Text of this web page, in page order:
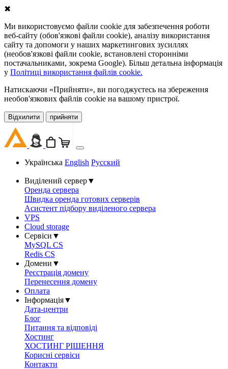
✖
Ми використовуємо файли cookie для забезпечення роботи
веб-сайту (обов'язкові файли cookie), аналізу використання
сайту та допомоги у наших маркетингових зусиллях
(необов'язкові файли cookie, встановлені сторонніми
постачальниками, зокрема Google). Більш детальна інформація
у Політиці використання файлів cookie.
Натискаючи «Прийняти», ви погоджуєтесь на збереження
необов'язкових файлів cookie на вашому пристрої.
Відхилити прийняти
Українська English Русский
Виділений сервер▼
Оренда сервера
Швидка оренда готових серверів
Асистент підбору виділеного сервера
VPS
Cloud storage
Сервіси ▼
MySQL CS
Redis CS
Домени ▼
Реєстрація домену
Перенесення домену
Оплата
Інформація▼
Дата-центри
Блог
Питання та відповіді
Хостинг
ХОСТИНГ РІШЕННЯ
Корисні сервіси
Контакти